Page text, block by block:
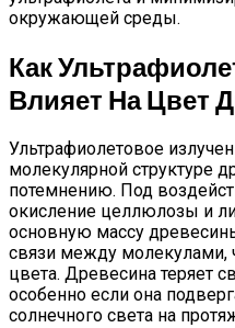
окружающей среды.
Как
Влияет На Цвет
Ультрафиолетовое
молекулярной структуре
потемнению. Под
окисление целлюлозы и
основную массу
связи между молекулами,
цвета. Древесина теряет
особенно если она
солнечного света на